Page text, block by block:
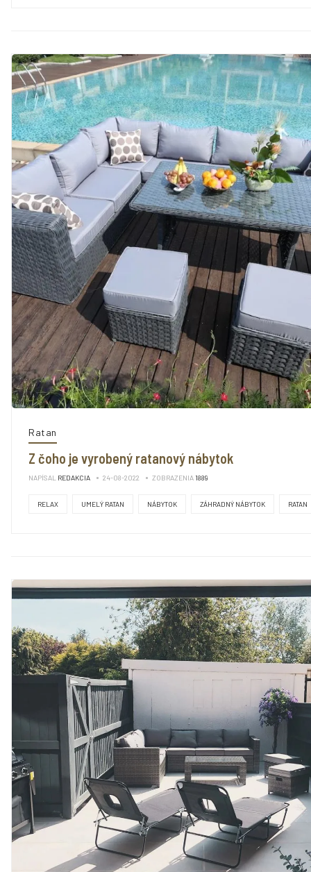
Ratan
Z čoho je vyrobený ratanový nábytok
NAPÍSAL REDAKCIA 24-08-2022 ZOBRAZENIA 1889
RELAX UMELÝ RATAN NÁBYTOK ZÁHRADNÝ NÁBYTOK RATAN